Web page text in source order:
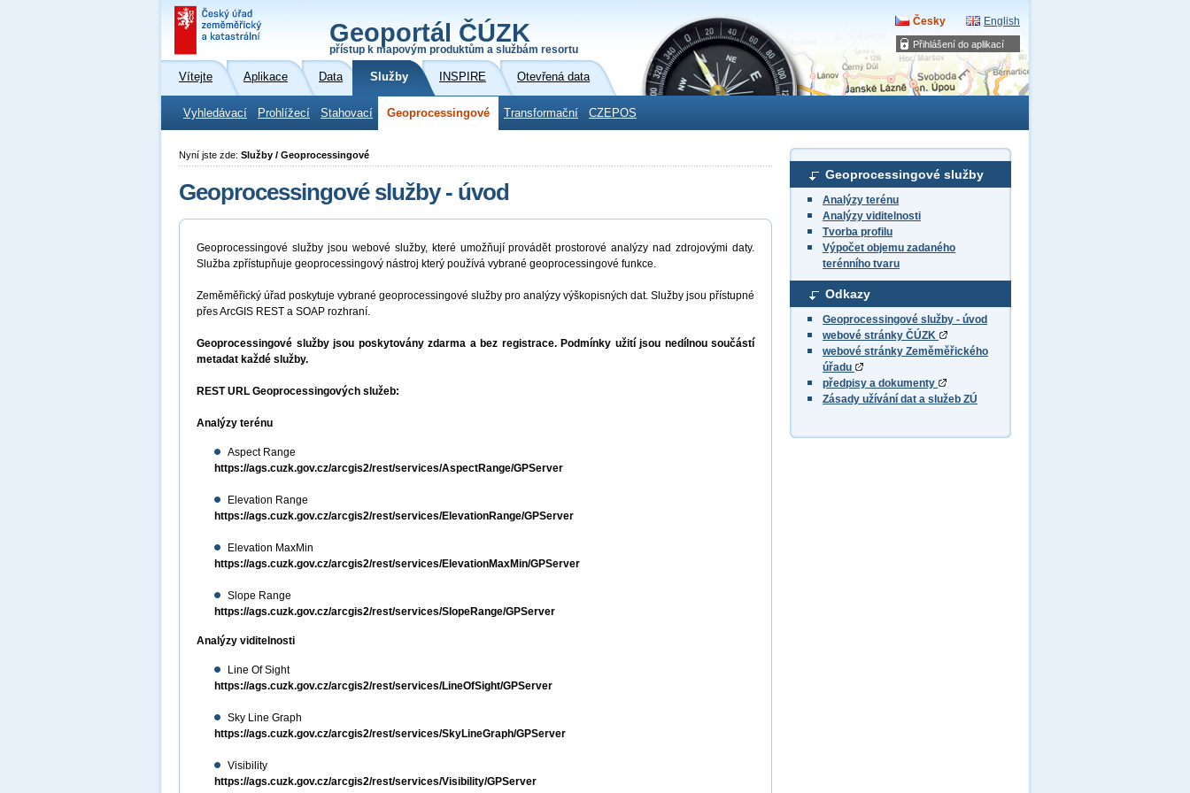
Přihlášení do aplikací
Geoportál ČÚZK
přístup k mapovým produktům a službám resortu
Česky English
Vítejte Aplikace Data Služby INSPIRE Otevřená data
Vyhledávací Prohlížecí Stahovací Geoprocessingové Transformační CZEPOS
Geoprocessingové služby
Analýzy terénu
Analýzy viditelnosti
Tvorba profilu
Výpočet objemu zadaného
terénního tvaru
Odkazy
Geoprocessingové služby - úvod
webové stránky ČÚZK
webové stránky Zeměměřického
úřadu
předpisy a dokumenty
Zásady užívání dat a služeb ZÚ
Nyní jste zde: Služby / Geoprocessingové
Geoprocessingové služby - úvod
Geoprocessingové služby jsou webové služby, které umožňují provádět prostorové analýzy nad zdrojovými daty.
Služba zpřístupňuje geoprocessingový nástroj který používá vybrané geoprocessingové funkce.
Zeměměřický úřad poskytuje vybrané geoprocessingové služby pro analýzy výškopisných dat. Služby jsou přístupné
přes ArcGIS REST a SOAP rozhraní.
Geoprocessingové služby jsou poskytovány zdarma a bez registrace. Podmínky užití jsou nedílnou součástí
metadat každé služby.
REST URL Geoprocessingových služeb:
Analýzy terénu
Aspect Range
https://ags.cuzk.gov.cz/arcgis2/rest/services/AspectRange/GPServer
Elevation Range
https://ags.cuzk.gov.cz/arcgis2/rest/services/ElevationRange/GPServer
Elevation MaxMin
https://ags.cuzk.gov.cz/arcgis2/rest/services/ElevationMaxMin/GPServer
Slope Range
https://ags.cuzk.gov.cz/arcgis2/rest/services/SlopeRange/GPServer
Analýzy viditelnosti
Line Of Sight
https://ags.cuzk.gov.cz/arcgis2/rest/services/LineOfSight/GPServer
Sky Line Graph
https://ags.cuzk.gov.cz/arcgis2/rest/services/SkyLineGraph/GPServer
Visibility
https://ags.cuzk.gov.cz/arcgis2/rest/services/Visibility/GPServer